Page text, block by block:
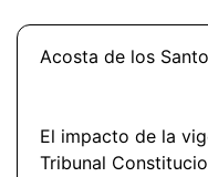
Acosta de los
El impacto de la
Tribunal